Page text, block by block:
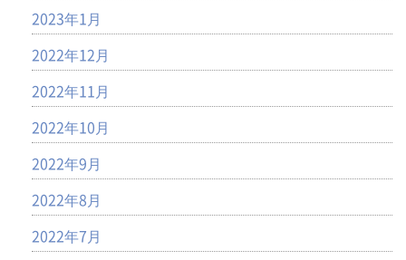
2023年1月
2022年12月
2022年11月
2022年10月
2022年9月
2022年8月
2022年7月